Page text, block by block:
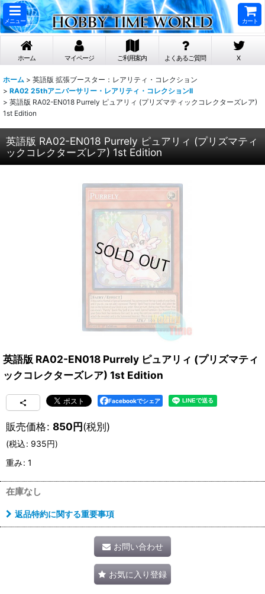
メニュー カート
ホーム マイページ ご利用案内 よくあるご質問 X
ホーム > 英語版 拡張ブースター：レアリティ・コレクション
> RA02 25thアニバーサリー・レアリティ・コレクションII
> 英語版 RA02-EN018 Purrely ピュアリィ (プリズマティックコレクターズレア)
1st Edition
英語版 RA02-EN018 Purrely ピュアリィ (プリズマティ
ックコレクターズレア) 1st Edition
英語版 RA02-EN018 Purrely ピュアリィ (プリズマティ
ックコレクターズレア) 1st Edition
Facebookでシェア
販売価格: 850円(税別)
(税込: 935円)
重み: 1
在庫なし
返品特約に関する重要事項
お問い合わせ
お気に入り登録